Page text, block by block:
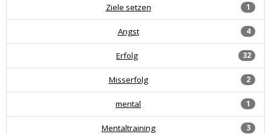
1
Ziele setzen
4
Angst
32
Erfolg
2
Misserfolg
1
mental
3
Mentaltraining